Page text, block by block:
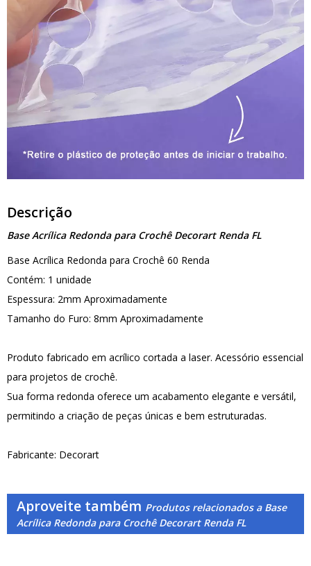
Descrição
Base Acrílica Redonda para Crochê Decorart Renda FL
Base Acrílica Redonda para Crochê 60 Renda
Contém: 1 unidade
Espessura: 2mm Aproximadamente
Tamanho do Furo: 8mm Aproximadamente
Produto fabricado em acrílico cortada a laser. Acessório essencial
para projetos de crochê.
Sua forma redonda oferece um acabamento elegante e versátil,
permitindo a criação de peças únicas e bem estruturadas.
Fabricante: Decorart
Aproveite também Produtos relacionados a Base
Acrílica Redonda para Crochê Decorart Renda FL